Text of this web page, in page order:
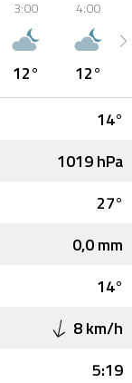
3:00
12°
4:00
12°
14°
1019 hPa
27°
0,0 mm
14°
8 km/h
5:19